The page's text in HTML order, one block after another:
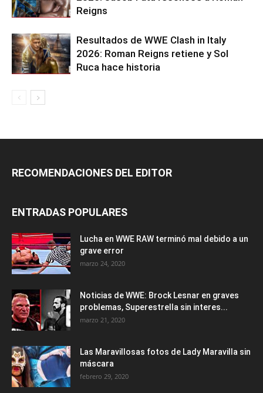
Reigns
Resultados de WWE Clash in Italy
2026: Roman Reigns retiene y Sol
Ruca hace historia
RECOMENDACIONES DEL EDITOR
ENTRADAS POPULARES
Lucha en WWE RAW terminó mal debido a un
grave error
marzo 24, 2020
Noticias de WWE: Brock Lesnar en graves
problemas, Superestrella sin interes...
marzo 21, 2020
Las Maravillosas fotos de Lady Maravilla sin
máscara
febrero 29, 2020